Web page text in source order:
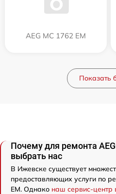
AEG MC 1762 EM
Показать
Почему для ремонта
выбрать нас
В Ижевске существует
предоставляющих услуги по
EM. Однако наш сервис-центр